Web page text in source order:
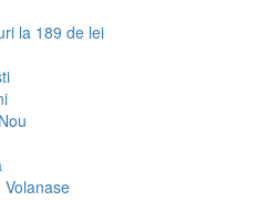
la 189 de lei
Nou